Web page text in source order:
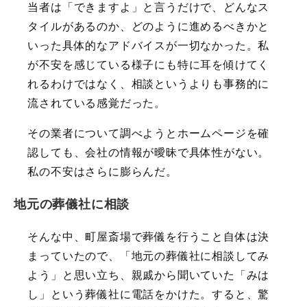
当者は「できますよ」と言うだけで、どんなス
タイルがあるのか、どのように進めるべきかと
いった具体的なアドバイスが一切なかった。私
が不安を感じている様子にも特に耳を傾けてく
れるわけではなく、相談というよりも事務的に
流されている感覚だった。
その業者について調べようとホームページを確
認しても、会社の情報が曖昧で具体性がない。
私の不安はさらに膨らんだ。
地元の葬儀社に相談
そんな中、町屋斎場で葬儀を行うこと自体は決
まっていたので、「地元の葬儀社に相談してみ
よう」と思い立ち、親戚から聞いていた「みは
し」という葬儀社に電話をかけた。すると、驚